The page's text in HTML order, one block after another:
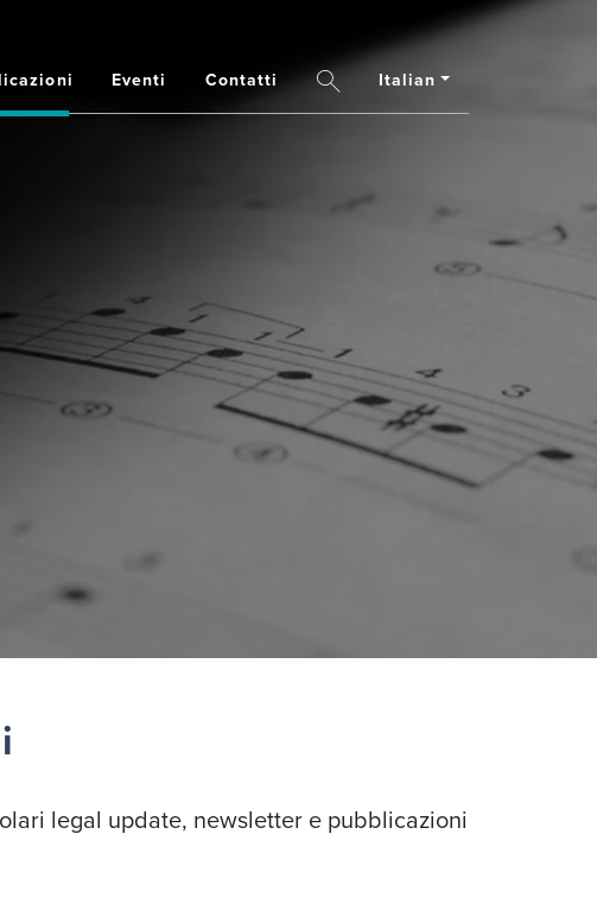
Eventi Contatti SearchItalian
legal update, newsletter e pubblicazioni